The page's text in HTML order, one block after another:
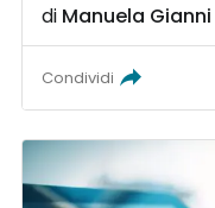
di Manuela Gianni
Condividi